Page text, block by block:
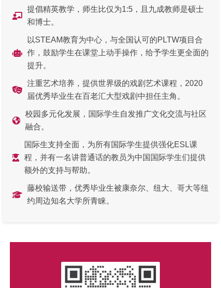
提倡精英教学，师生比仅为1:5，且九成教师是硕士
和博士。
以STEAM教育为中心，与全国认可的PLTW项目合
作，鼓励学生在课堂上动手操作，给予学生更全面的
提升。
注重艺术培养，提供世界级的戏剧艺术课程，2020
届优秀毕业生在百老汇大型戏剧中担任主角。
校园多元化发展，国际学生自发推广文化交流与社区
融合。
国际生支持全面，为所有国际学生提供强化ESL课
程，并有一名讲普通话的教员为中国国际学生们提供
额外的支持与帮助。
藤校输送带，优秀毕业生被康奈尔、纽大、哥大等纽
约周边知名大学所青睐。